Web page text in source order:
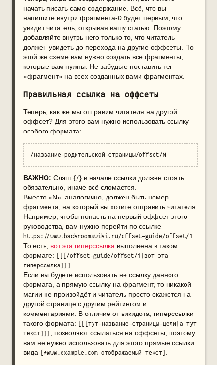
начать писать само содержание. Всё, что вы
напишите внутри фрагмента-0 будет первым, что
увидит читатель, открывая вашу статью. Поэтому
добавляйте внутрь него только то, что читатель
должен увидеть до перехода на другие оффсеты. По
этой же схеме вам нужно создать все фрагменты,
которые вам нужны. Не забудьте поставить тег
«фрагмент» на всех созданных вами фрагментах.
Правильная ссылка на оффсеты
Теперь, как же мы отправим читателя на другой
оффсет? Для этого вам нужно использовать ссылку
особого формата:
/название-родительской-страницы/offset/N
ВАЖНО: Слэш {/} в начале ссылки должен стоять
обязательно, иначе всё сломается.
Вместо «N», аналогично, должен быть номер
фрагмента, на который вы хотите отправить читателя.
Например, чтобы попасть на первый оффсет этого
руководства, вам нужно перейти по ссылке
https://www.backroomswiki.ru/offset-guide/offset/1 .
То есть, вот эта гиперссылка выполнена в таком
формате:
[[[/offset-guide/offset/1|вот эта
гиперссылка]]] .
Если вы будете использовать не ссылку данного
формата, а прямую ссылку на фрагмент, то никакой
магии не произойдёт и читатель просто окажется на
другой странице с другим рейтингом и
комментариями. В отличие от викидота, гиперссылки
такого формата:
[[[тут-название-страницы-цели|а тут
текст]]] , позволяют ссылаться на оффсеты, поэтому
вам не нужно использовать для этого прямые ссылки
вида
[*www.example.com отображаемый текст] .